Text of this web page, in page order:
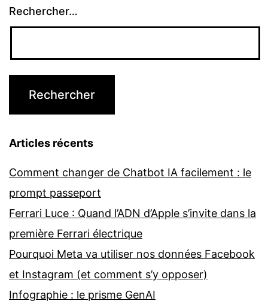
Rechercher…
Articles récents
Comment changer de Chatbot IA facilement : le
prompt passeport
Ferrari Luce : Quand l’ADN d’Apple s’invite dans la
première Ferrari électrique
Pourquoi Meta va utiliser nos données Facebook
et Instagram (et comment s’y opposer)
Infographie : le prisme GenAI